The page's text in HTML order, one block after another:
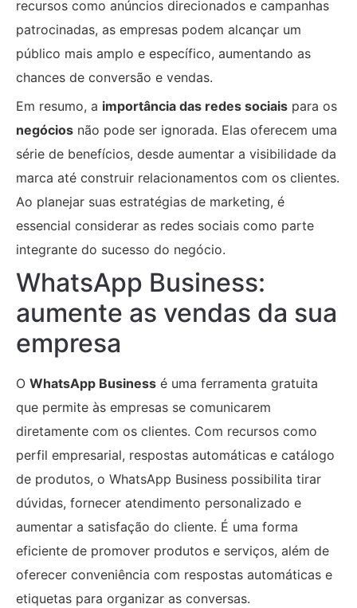
recursos como anúncios direcionados e campanhas
patrocinadas, as empresas podem alcançar um
público mais amplo e específico, aumentando as
chances de conversão e vendas.
Em resumo, a importância das redes sociais para os
negócios não pode ser ignorada. Elas oferecem uma
série de benefícios, desde aumentar a visibilidade da
marca até construir relacionamentos com os clientes.
Ao planejar suas estratégias de marketing, é
essencial considerar as redes sociais como parte
integrante do sucesso do negócio.
WhatsApp Business:
aumente as vendas da sua
empresa
O WhatsApp Business é uma ferramenta gratuita
que permite às empresas se comunicarem
diretamente com os clientes. Com recursos como
perfil empresarial, respostas automáticas e catálogo
de produtos, o WhatsApp Business possibilita tirar
dúvidas, fornecer atendimento personalizado e
aumentar a satisfação do cliente. É uma forma
eficiente de promover produtos e serviços, além de
oferecer conveniência com respostas automáticas e
etiquetas para organizar as conversas.